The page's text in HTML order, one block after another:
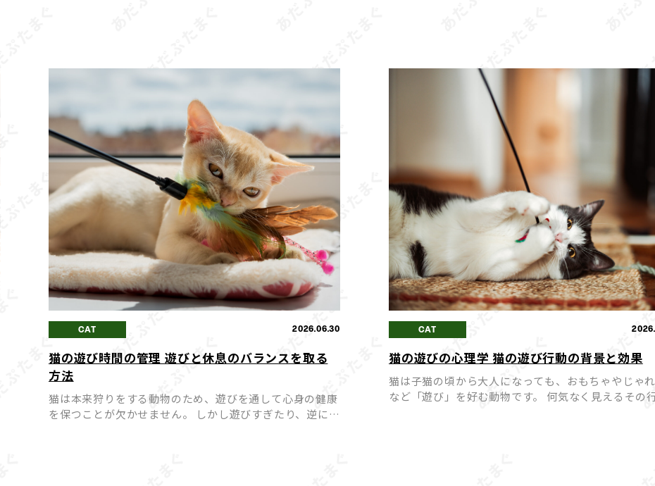
CAT 2026.06.30
猫の遊び時間の管理 遊びと休息のバランスを取る
方法
猫は本来狩りをする動物のため、遊びを通して心身の健康
を保つことが欠かせません。 しかし遊びすぎたり、逆に遊
CAT
猫の遊びの心理学 猫の遊び行動の背景と効果
猫は子猫の頃から大人になっても、おもちゃやじゃ
など「遊び」を好む動物です。 何気なく見えるその